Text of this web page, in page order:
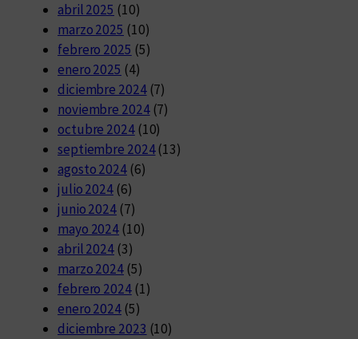
abril 2025 (10)
marzo 2025 (10)
febrero 2025 (5)
enero 2025 (4)
diciembre 2024(7)
noviembre 2024(7)
octubre 2024(10)
septiembre 2024(13)
agosto 2024(6)
julio 2024 (6)
junio 2024 (7)
mayo 2024 (10)
abril 2024 (3)
marzo 2024 (5)
febrero 2024(1)
enero 2024 (5)
diciembre 2023 (10)